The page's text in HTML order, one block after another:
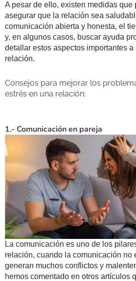
A pesar de ello, existen medidas que
asegurar que la relación sea
comunicación abierta y honesta, el
y, en algunos casos, buscar ayuda
detallar estos aspectos importantes a
relación.
Consejos para mejorar los
estrés en una relación:
1.- Comunicación en pareja
La comunicación es uno de los
relación, cuando la comunicación no
generan muchos conflictos y
hemos comentado en otros artículos